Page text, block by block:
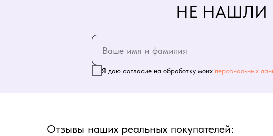
Я даю согласие на обработку моих персональных
НЕ НАШЛИ
Отзывы наших реальных покупателей: